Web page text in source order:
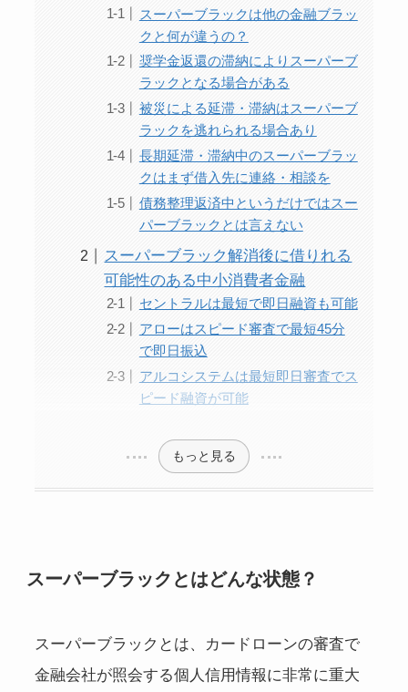
スーパーブラックは他の金融ブラッ
クと何が違うの？
奨学金返還の滞納によりスーパーブ
ラックとなる場合がある
被災による延滞・滞納はスーパーブ
ラックを逃れられる場合あり
長期延滞・滞納中のスーパーブラッ
クはまず借入先に連絡・相談を
債務整理返済中というだけではスー
パーブラックとは言えない
スーパーブラック解消後に借りれる
可能性のある中小消費者金融
セントラルは最短で即日融資も可能
アローはスピード審査で最短45分
で即日振込
アルコシステムは最短即日審査でス
ピード融資が可能
もっと見る
スーパーブラックとはどんな状態？
スーパーブラックとは、カードローンの審査で
金融会社が照会する個人信用情報に非常に重大